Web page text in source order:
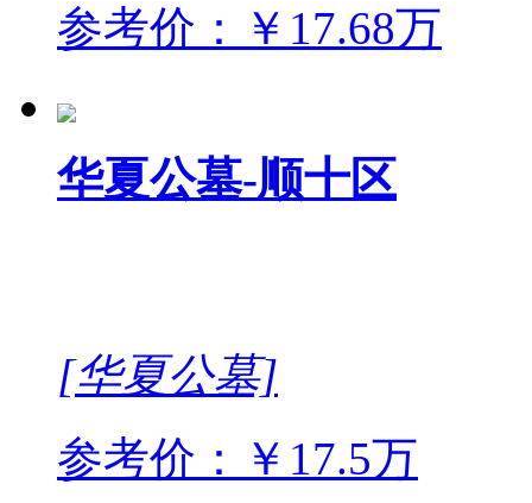
参考价：￥17.68万
华夏公墓-顺十区
[华夏公墓]
参考价：￥17.5万